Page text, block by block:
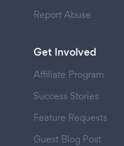
Report Abuse
Get Involved
Affiliate Program
Success Stories
Feature Requests
Guest Blog Post